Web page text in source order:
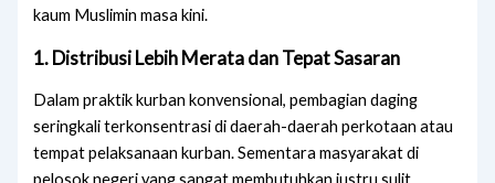
kaum Muslimin masa kini.
1. Distribusi Lebih Merata dan Tepat Sasaran
Dalam praktik kurban konvensional, pembagian daging
seringkali terkonsentrasi di daerah-daerah perkotaan atau
tempat pelaksanaan kurban. Sementara masyarakat di
pelosok negeri yang sangat membutuhkan justru sulit